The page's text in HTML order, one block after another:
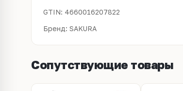
GTIN: 4660016207822
Бренд: SAKURA
Сопутствующие товары